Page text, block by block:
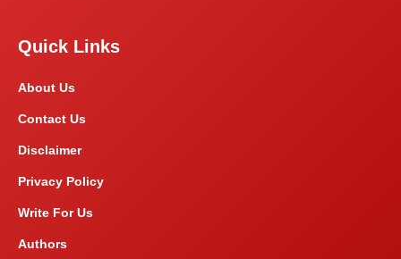
Quick Links
About Us
Contact Us
Disclaimer
Privacy Policy
Write For Us
Authors